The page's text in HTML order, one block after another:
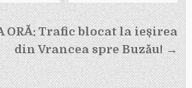
ORĂ: Trafic blocat la ieșirea
din Vrancea spre Buzău! →